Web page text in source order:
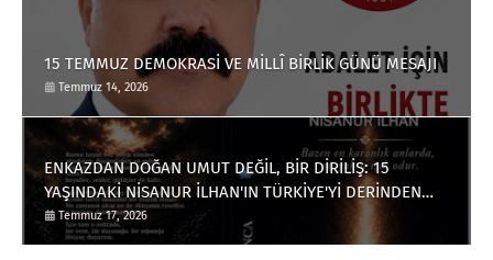
15 TEMMUZ DEMOKRASİ VE MİLLÎ BİRLİK GÜNÜ MESAJI
Temmuz 14, 2026
ENKAZDAN DOĞAN UMUT DEĞİL, BİR DİRİLİŞ: 15
YAŞINDAKİ NİSANUR İLHAN'IN TÜRKİYE'Yİ DERİNDEN
ETKİLEYECEK HİKÂYESİ
Temmuz 17, 2026